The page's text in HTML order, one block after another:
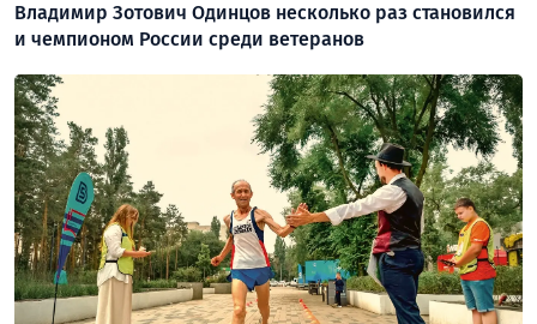
Владимир Зотович Одинцов несколько раз становился
и чемпионом России среди ветеранов